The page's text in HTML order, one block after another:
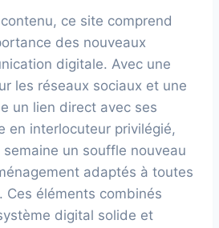
ce site comprend
des nouveaux
digitale. Avec une
les réseaux sociaux et une
un lien direct avec ses
en interlocuteur privilégié,
un souffle nouveau
adaptés à toutes
Ces éléments combinés
digital solide et